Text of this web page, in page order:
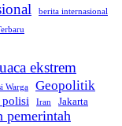
berita internasional
ekstrem
Warga Geopolitik
polisi Iran Jakarta
pemerintah